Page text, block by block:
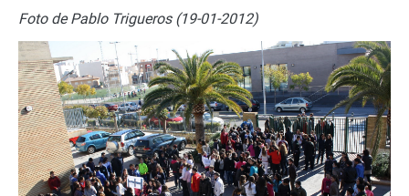
Foto de Pablo Trigueros (19-01-2012)